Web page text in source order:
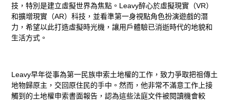
技，特別是建立虛擬世界為焦點。Leavy醉心於虛擬現實（VR）
和擴增現實（AR）科技，並看準第一身視點角色扮演遊戲的潛
力，希望以此打造虛擬時光機，讓用戶體驗已消逝時代的地貌和
生活方式。
Leavy早年從事為第一民族申索土地權的工作，致力爭取把祖傳土
地物歸原主，交回原住民的手中。然而，他非常不滿意工作上接
觸到的土地權申索書面報告，認為這些法庭文件被閱讀機會較